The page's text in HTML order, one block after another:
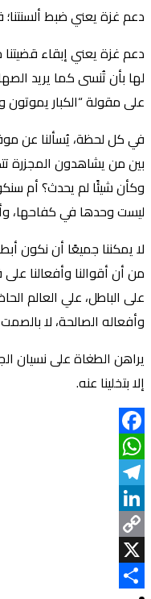
دعم غزة يعني ضبط
دعم غزة يعني إبقاء
لها بأن تُنسى كما يريد
على مقولة “الكبار يموتون
في كل لحظة، يُسألنا عن
بين من يشاهدون المجزرة
وكأن شيئًا لم يحدث؟ أم
ليست وحدها في كفاحها،
لا يمكننا جميعًا أن نكون
من أن أقوالنا وأفعالنا
على الباطل، علي العالم
وأفعاله الصالحة، لا بالصمت
يراهن الطغاة على نسيان
إلا بتخلينا عنه.
Facebook
WhatsApp
Telegram
LinkedIn
Copy
LinkX